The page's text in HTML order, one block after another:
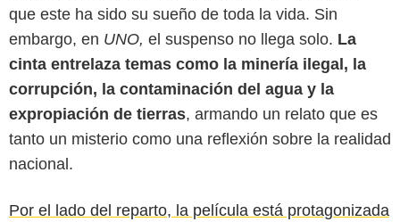
que este ha sido su sueño de toda la vida. Sin
embargo, en UNO, el suspenso no llega solo. La
cinta entrelaza temas como la minería ilegal, la
corrupción, la contaminación del agua y la
expropiación de tierras, armando un relato que es
tanto un misterio como una reflexión sobre la realidad
nacional.
Por el lado del reparto, la película está protagonizada